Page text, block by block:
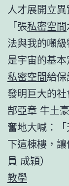
人才展開立
「張私密空間
法與我的噸
是宇宙的基
私密空間給
發明巨大的
郜亞章 牛土
奮地大喊：
下這棟樓，
員 成穎）
教學